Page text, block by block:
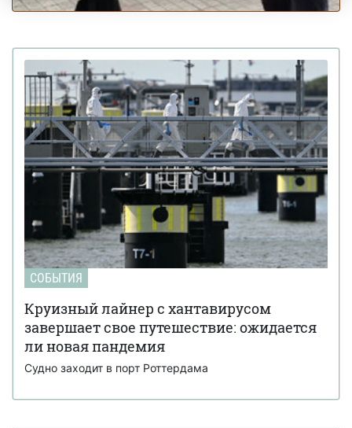
СОБЫТИЯ
Круизный лайнер с хантавирусом
завершает свое путешествие: ожидается
ли новая пандемия
Судно заходит в порт Роттердама